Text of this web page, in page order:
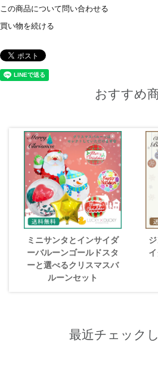
この商品について問い合わせる
買い物を続ける
おすすめ
ミニサンタとインサイダ
ーバルーンゴールドスタ
ーと選べるクリスマスバ
ルーンセット
最近チェック